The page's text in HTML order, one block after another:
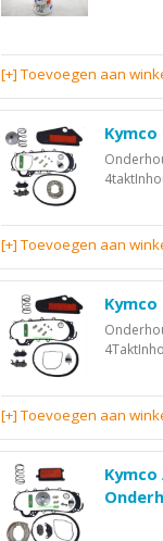
[+] Toevoegen aan
[+] Toevoegen aan
[+] Toevoegen aan